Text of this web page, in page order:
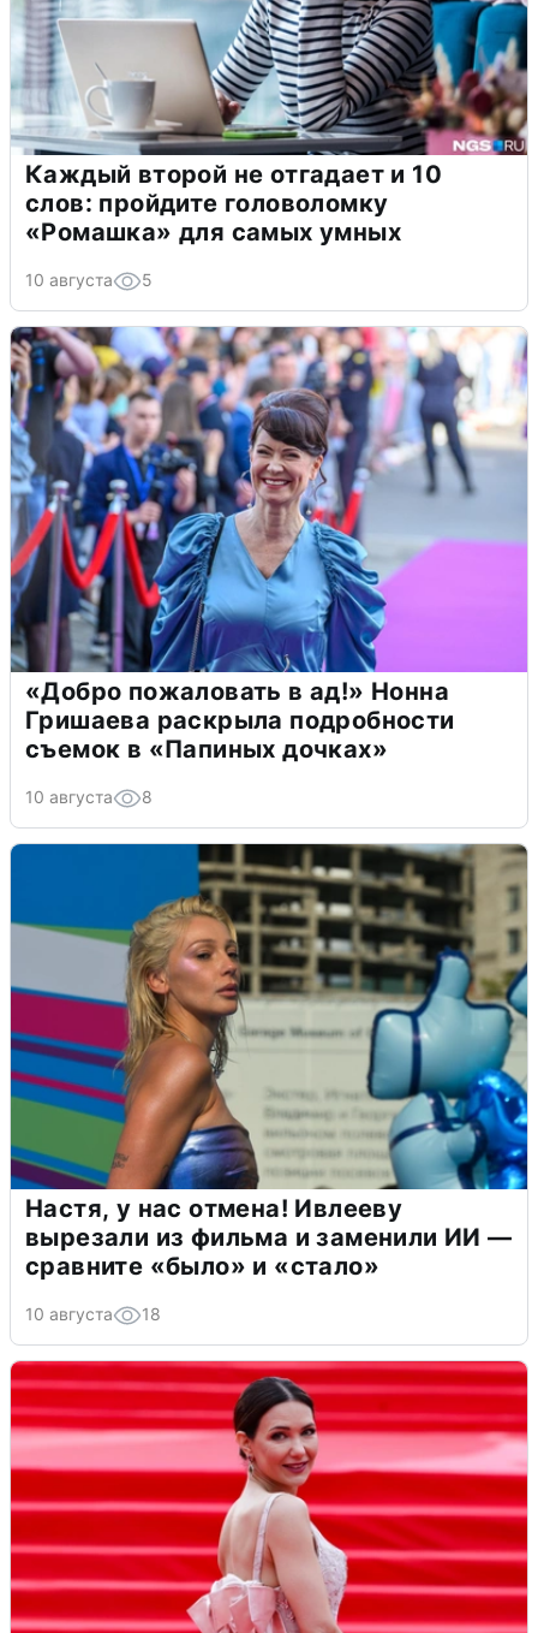
Каждый второй не отгадает и 10
слов: пройдите головоломку
«Ромашка» для самых умных
10 августа 5
«Добро пожаловать в ад!» Нонна
Гришаева раскрыла подробности
съемок в «Папиных дочках»
10 августа 8
Настя, у нас отмена! Ивлееву
вырезали из фильма и заменили ИИ —
сравните «было» и «стало»
10 августа 18